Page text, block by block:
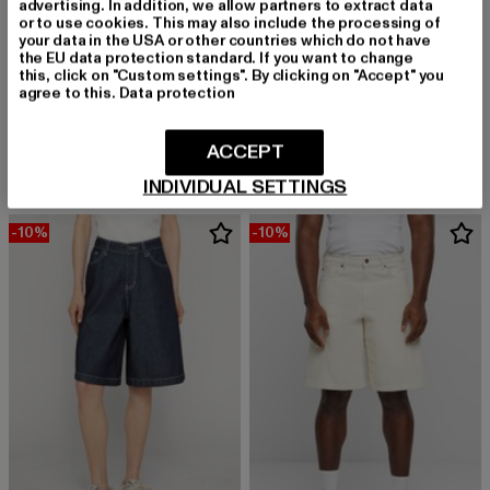
KARL KANI
Small Signature Knit
17,09 EUR
Derzeitiger Preis: 17,09 EUR
-10% -10%
advertising. In addition, we allow partners to extract data
or to use cookies. This may also include the processing of
your data in the USA or other countries which do not have
the EU data protection standard. If you want to change
this, click on "Custom settings". By clicking on "Accept" you
agree to this. Data protection
INDIVIDUAL SETTINGS
ACCEPT